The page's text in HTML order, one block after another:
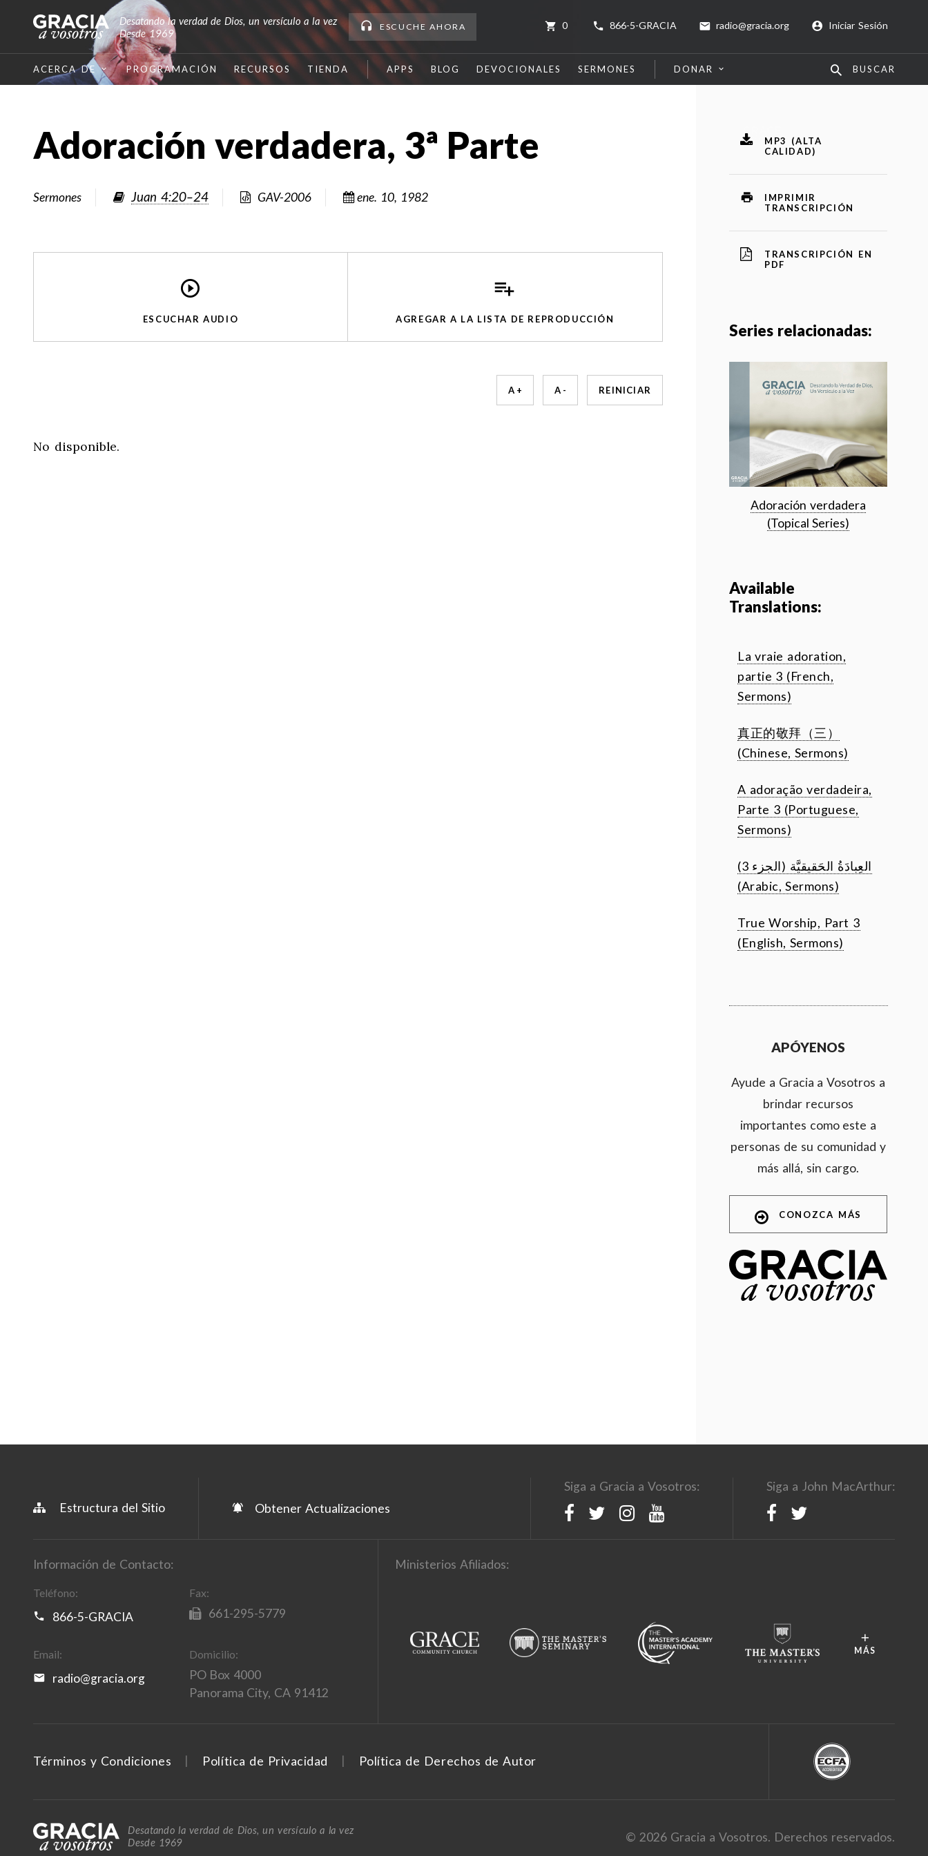
Desatando la verdad de Dios, un versículo a la vez
Desde 1969
ESCUCHE AHORA 866-5-GRACIA radio@gracia.org Iniciar Sesión
0
ACERCA DE PROGRAMACIÓN RECURSOS TIENDA APPS BLOG DEVOCIONALES SERMONES DONAR BUSCAR
Adoración verdadera, 3ª Parte
Sermones Juan 4:20–24 GAV-2006 ene. 10, 1982
ESCUCHAR AUDIO AGREGAR A LA LISTA DE REPRODUCCIÓN
A + A - REINICIAR
No disponible.
MP3 (ALTA
CALIDAD)
IMPRIMIR
TRANSCRIPCIÓN
TRANSCRIPCIÓN EN
PDF
Series relacionadas:
Adoración verdadera
(Topical Series)
Available
Translations:
La vraie adoration,
partie 3 (French,
Sermons)
真正的敬拜（三）
(Chinese, Sermons)
A adoração verdadeira,
Parte 3 (Portuguese,
Sermons)
العِبادَةُ الحَقيقيَّة (الجزء 3)
(Arabic, Sermons)
True Worship, Part 3
(English, Sermons)
APÓYENOS
Ayude a Gracia a Vosotros a
brindar recursos
importantes como este a
personas de su comunidad y
más allá, sin cargo.
CONOZCA MÁS
Estructura del Sitio Obtener Actualizaciones
Siga a Gracia a Vosotros: Siga a John MacArthur:
Información de Contacto:
Teléfono:
866-5-GRACIA
Fax:
661-295-5779
Email:
radio@gracia.org
Domicilio:
PO Box 4000
Panorama City, CA 91412
Ministerios Afiliados:
MÁS
Términos y Condiciones Política de Privacidad Política de Derechos de Autor
Desatando la verdad de Dios, un versículo a la vez
Desde 1969
© 2026 Gracia a Vosotros. Derechos reservados.